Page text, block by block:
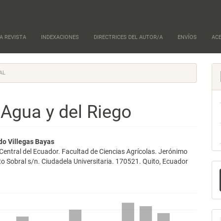
REVISTA INDEXACIONES DIRECTRICES DEL AUTOR/A ENVÍOS
y del Riego
Villegas Bayas
del Ecuador. Facultad de Ciencias Agrícolas. Jerónimo
Sobral s/n. Ciudadela Universitaria. 170521. Quito, Ecuador